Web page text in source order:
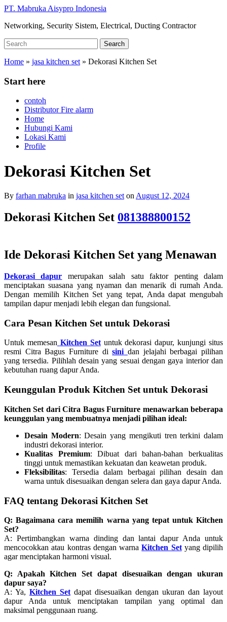
Skip
main
PT. Mabruka Aisypro Indonesia
Networking, Security Sistem, Electrical, Ducting Contractor
Search
for:
Search
Home » jasa kitchen set » Dekorasi Kitchen Set
Start here
contoh
Distributor Fire alarm
Home
Hubungi Kami
Lokasi Kami
Profile
Dekorasi Kitchen Set
By farhan mabruka in jasa kitchen set on August 12, 2024
Dekorasi Kitchen Set 081388800152
Ide Dekorasi Kitchen Set yang Menawan
Dekorasi dapur merupakan salah satu faktor penting dalam
menciptakan suasana yang nyaman dan menarik di rumah Anda.
Dengan memilih Kitchen Set yang tepat, Anda dapat mengubah
tampilan dapur menjadi lebih elegan dan fungsional.
Cara Pesan Kitchen Set untuk Dekorasi
Untuk memesan Kitchen Setuntuk dekorasi dapur, kunjungi situs
resmi Citra Bagus Furniture disini dan jelajahi berbagai pilihan
yang tersedia. Pilihlah desain yang sesuai dengan gaya interior dan
kebutuhan ruang dapur Anda.
Keunggulan Produk Kitchen Set untuk Dekorasi
Kitchen Set dari Citra Bagus Furniture menawarkan beberapa
keunggulan yang membuatnya menjadi pilihan ideal:
Desain Modern: Desain yang mengikuti tren terkini dalam
industri dekorasi interior.
Kualitas Premium: Dibuat dari bahan-bahan berkualitas
tinggi untuk memastikan kekuatan dan keawetan produk.
Fleksibilitas: Tersedia dalam berbagai pilihan desain dan
warna untuk disesuaikan dengan selera dan gaya dapur Anda.
FAQ tentang Dekorasi Kitchen Set
Q: Bagaimana cara memilih warna yang tepat untuk Kitchen
Set?
A: Pertimbangkan warna dinding dan lantai dapur Anda untuk
mencocokkan atau kontras dengan warnaKitchen Setyang dipilih
agar menciptakan harmoni visual.
Q: Apakah Kitchen Set dapat disesuaikan dengan ukuran
dapur saya?
A: Ya, Kitchen Set dapat disesuaikan dengan ukuran dan layout
dapur Anda untuk menciptakan tampilan yang optimal dan
maksimal penggunaan ruang.